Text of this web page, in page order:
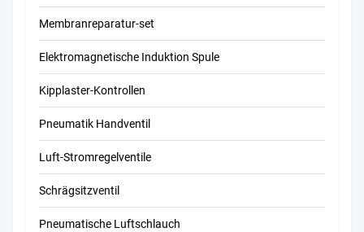
Membranreparatur-set
Elektromagnetische Induktion Spule
Kipplaster-Kontrollen
Pneumatik Handventil
Luft-Stromregelventile
Schrägsitzventil
Pneumatische Luftschlauch